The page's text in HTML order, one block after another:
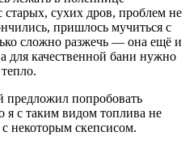
сухих дров, проблем не
пришлось мучиться с
сложно разжечь — она ещё и
для качественной бани нужно
предложил попробовать
я с таким видом топлива не
с некоторым скепсисом.